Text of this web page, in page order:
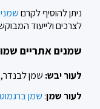
ניתן להוסיף לקרם
לצרכים ולייעוד
שמנים אתריים
לעור יבש: שמן לבנדר,
לעור שמן: שמן ברגמוט